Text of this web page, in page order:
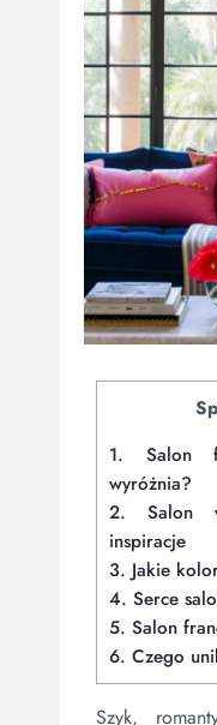
1. Salon
wyróżnia?
2. Salon
inspiracje
3. Jakie
4. Serce
5. Salon
6. Czego
Szyk,